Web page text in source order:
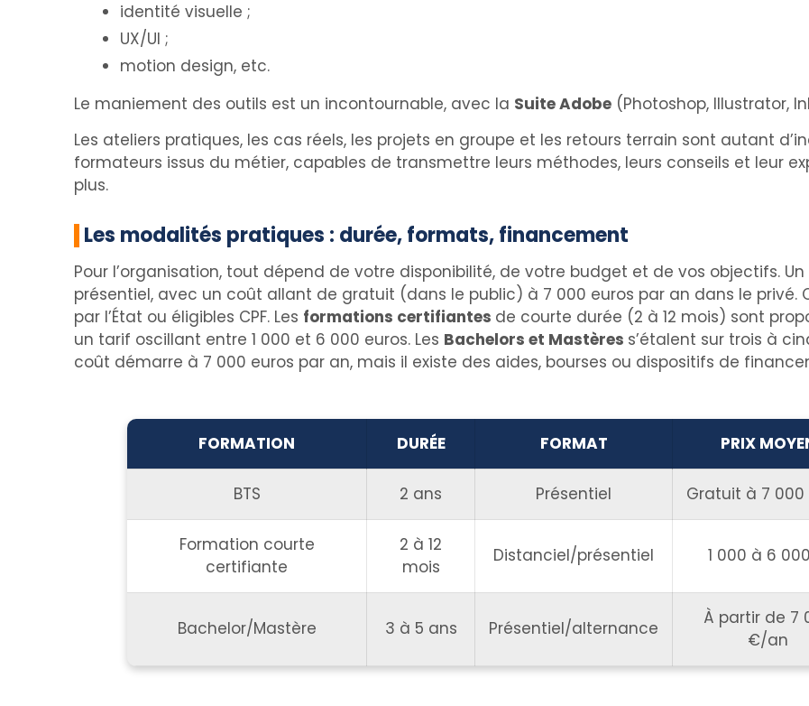
identité visuelle ;
UX/UI ;
motion design, etc.
Le maniement des outils est un incontournable, avec la Suite Adobe (Photoshop, Illustrator,
Les ateliers pratiques, les cas réels, les projets en groupe et les retours terrain sont autant
formateurs issus du métier, capables de transmettre leurs méthodes, leurs conseils et leur
plus.
Les modalités pratiques : durée, formats, financement
Pour l’organisation, tout dépend de votre disponibilité, de votre budget et de vos objectifs. Un
présentiel, avec un coût allant de gratuit (dans le public) à 7 000 euros par an dans le
par l’État ou éligibles CPF. Les formations certifiantes de courte durée (2 à 12 mois) sont
un tarif oscillant entre 1 000 et 6 000 euros. Les Bachelors et Mastères s’étalent sur trois à
coût démarre à 7 000 euros par an, mais il existe des aides, bourses ou dispositifs de
FORMATION DURÉE FORMAT PRIX
BTS 2 ans Présentiel Gratuit à 7
Formation courte
certifiante
2 à 12
mois
Distanciel/présentiel 1 000 à 6
Bachelor/Mastère 3 à 5 ans Présentiel/alternance
À partir de 7
€/an